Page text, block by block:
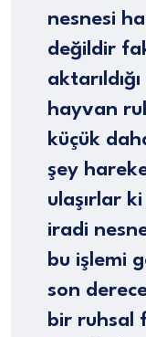
nesnesi
değildir
hayvan
küçük
şey
ulaşırlar
iradi
bu işlemi
son
bir ruhsal